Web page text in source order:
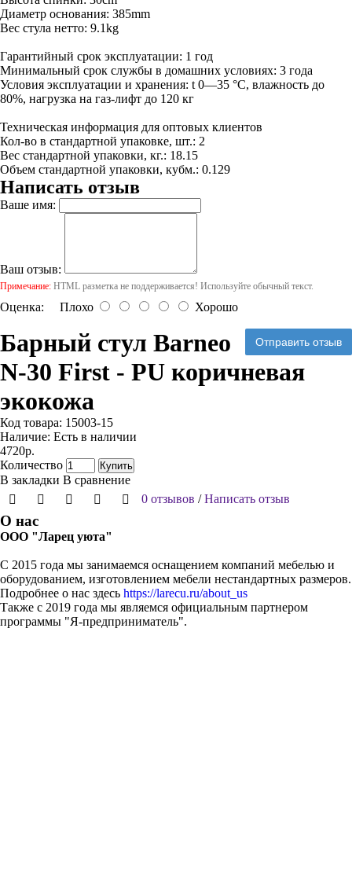
Диаметр основания: 385mm
Вес стула нетто: 9.1kg
Гарантийный срок эксплуатации: 1 год
Минимальный срок службы в домашних условиях: 3 года
Условия эксплуатации и хранения: t 0—35 °С, влажность до
80%, нагрузка на газ-лифт до 120 кг
Техническая информация для оптовых клиентов
Кол-во в стандартной упаковке, шт.: 2
Вес стандартной упаковки, кг.: 18.15
Объем стандартной упаковки, кубм.: 0.129
Написать отзыв
Ваше имя:
Ваш отзыв:
Примечание: HTML разметка не поддерживается! Используйте обычный текст.
Оценка: Плохо Хорошо
Отправить отзыв
Барный стул Barneo
N-30 First - PU коричневая
экокожа
Код товара: 15003-15
Наличие: Есть в наличии
4720р.
Количество
Купить
В закладки В сравнение
0 отзывов /Написать отзыв
О нас
ООО "Ларец уюта"
С 2015 года мы занимаемся оснащением компаний мебелью и
оборудованием, изготовлением мебели нестандартных размеров.
Подробнее о нас здесь https://larecu.ru/about_us
Также с 2019 года мы являемся официальным партнером
программы "Я-предприниматель".